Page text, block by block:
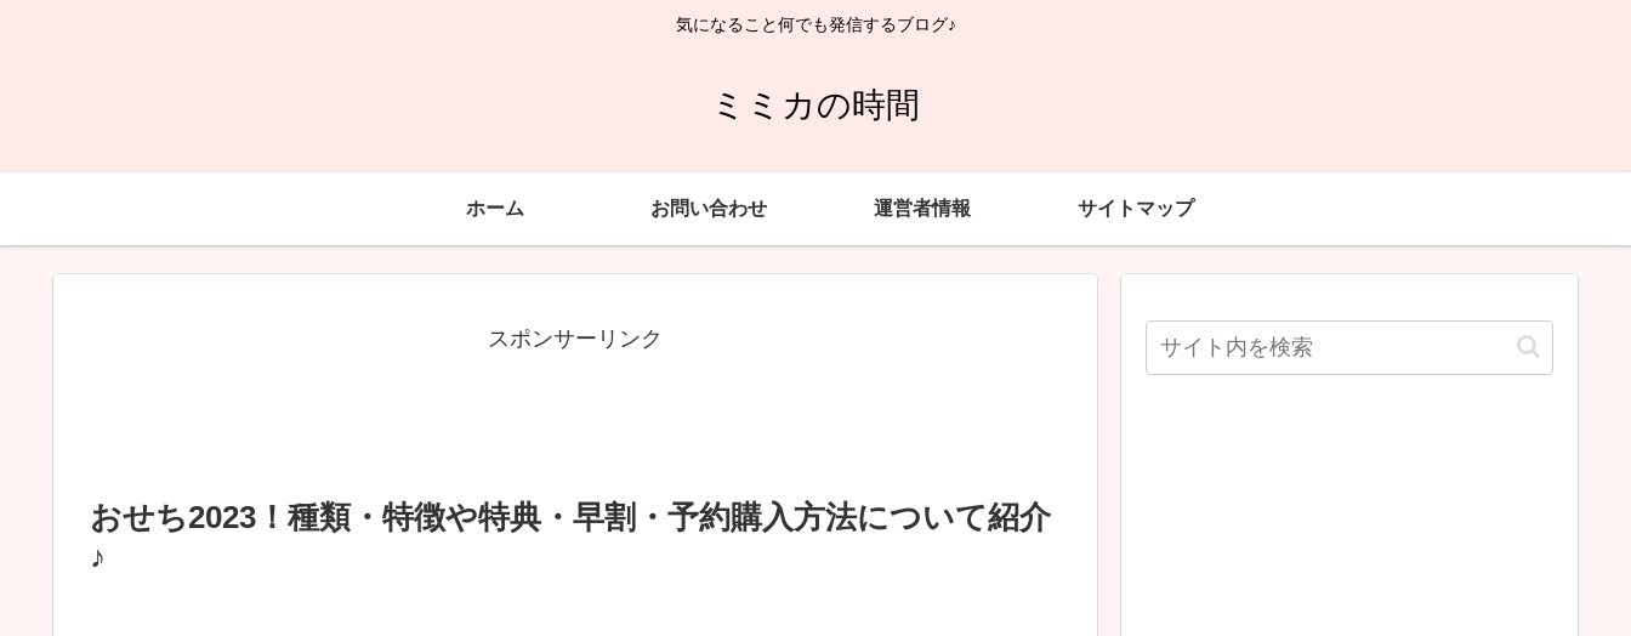
気になること何でも発信するブログ♪
ミミカの時間
ホーム お問い合わせ 運営者情報 サイトマップ
スポンサーリンク
おせち2023！種類・特徴や特典・早割・予約購入方法について紹介
♪